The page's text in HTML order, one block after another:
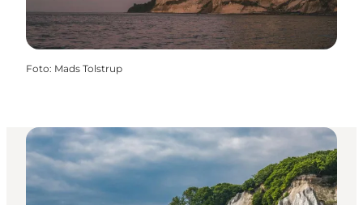
Foto: Mads Tolstrup